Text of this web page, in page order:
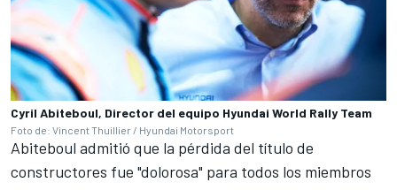
Cyril Abiteboul, Director del equipo Hyundai World Rally Team
Foto de: Vincent Thuillier / Hyundai Motorsport
Abiteboul admitió que la pérdida del título de
constructores fue "dolorosa" para todos los miembros